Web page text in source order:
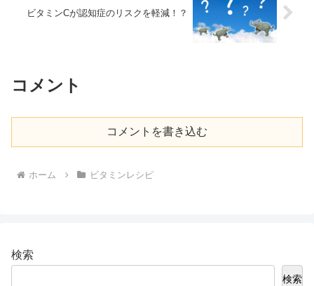
ビタミンCが認知症のリスクを軽減！？
コメント
コメントを書き込む
ホーム ビタミンレシピ
検索
検索